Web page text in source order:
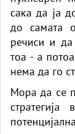
сака да ја
до самата
речиси и
тоа - а
нема да го
Мора да се